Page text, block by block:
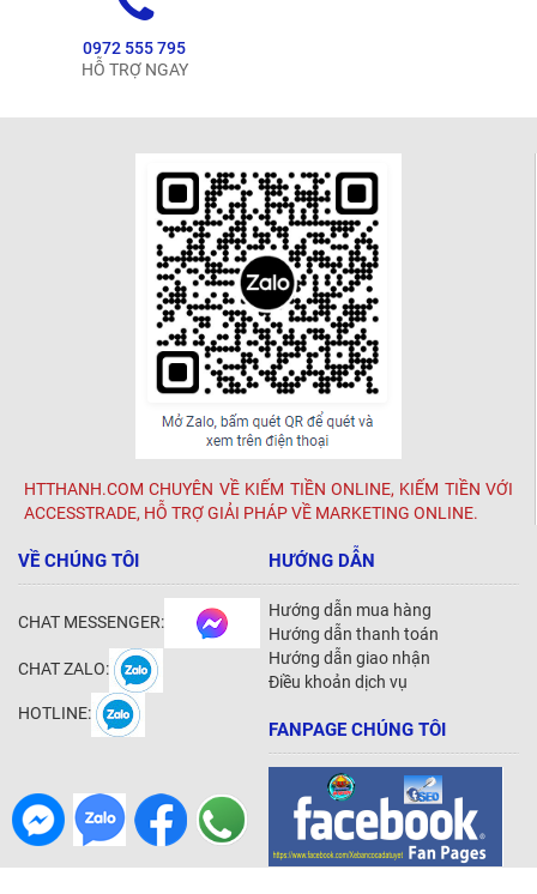
0972 555 795
HỖ TRỢ NGAY
HTTHANH.COM CHUYÊN VỀ KIẾM TIỀN ONLINE, KIẾM TIỀN VỚI
ACCESSTRADE, HỖ TRỢ GIẢI PHÁP VỀ MARKETING ONLINE.
VỀ CHÚNG TÔI
CHAT MESSENGER:
CHAT ZALO:
HOTLINE:
HƯỚNG DẪN
Hướng dẫn mua hàng
Hướng dẫn thanh toán
Hướng dẫn giao nhận
Điều khoản dịch vụ
FANPAGE CHÚNG TÔI